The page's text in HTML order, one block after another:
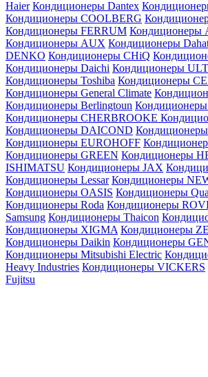
Haier Кондиционеры Dantex
Кондиционеры СOOLBERG
Кондиционеры FERRUM Кондиционеры
Кондиционеры AUX Кондиционеры
DENKO Кондиционеры CHiQ
Кондиционеры Daichi Кондиционеры
Кондиционеры Toshiba Кондиционеры
Кондиционеры General Climate
Кондиционеры Berlingtoun Кондиционеры
Кондиционеры CHERBROOKE
Кондиционеры DAICOND
Кондиционеры EUROHOFF
Кондиционеры GREEN Кондиционеры
ISHIMATSU Кондиционеры JAX
Кондиционеры Lessar Кондиционеры
Кондиционеры OASIS Кондиционеры
Кондиционеры Roda Кондиционеры
Samsung Кондиционеры Thaicon
Кондиционеры XIGMA Кондиционеры
Кондиционеры Daikin Кондиционеры
Кондиционеры Mitsubishi Electric
Heavy Industries Кондиционеры VICKERS
Fujitsu